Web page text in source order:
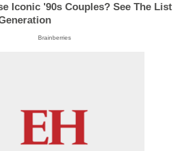
Iconic '90s Couples? See The List
Brainberries